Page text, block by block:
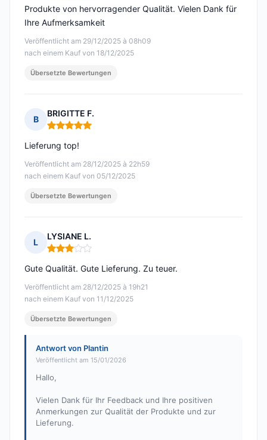
Veröffentlicht am 29/12/2025 à 08h09
nach einem Kauf von 18/12/2025
Produkte von hervorragender Qualität. Vielen Dank für
Ihre Aufmerksamkeit
Übersetzte Bewertungen
B
BRIGITTE F.
Hinweis: 5 von 5
Veröffentlicht am 28/12/2025 à 22h59
nach einem Kauf von 05/12/2025
Lieferung top!
Übersetzte Bewertungen
L
LYSIANE L.
Hinweis: 3 von 5
Veröffentlicht am 28/12/2025 à 19h21
nach einem Kauf von 11/12/2025
Gute Qualität. Gute Lieferung. Zu teuer.
Übersetzte Bewertungen
Antwort von Plantin
Veröffentlicht am 15/01/2026
Hallo,
Vielen Dank für Ihr Feedback und Ihre positiven
Anmerkungen zur Qualität der Produkte und zur
Lieferung.